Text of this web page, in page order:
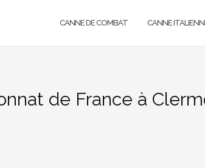
CANNE DE COMBAT CANNE
de France à